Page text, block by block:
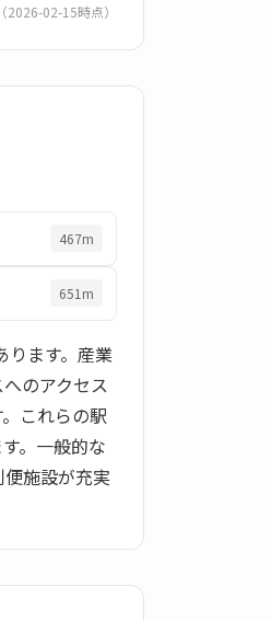
2026-02-15時点）
467m
651m
ります。産業
のアクセス
これらの駅
。一般的な
施設が充実